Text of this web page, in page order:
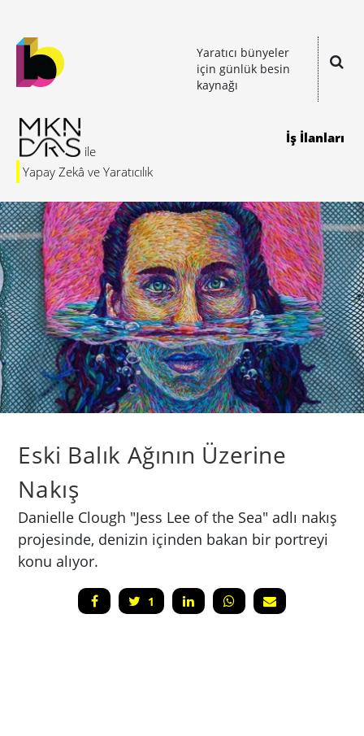
Yaratıcı bünyeler
için günlük besin
kaynağı
Yapay Zekâ ve Yaratıcılık
İş İlanları
Eski Balık Ağının Üzerine
Nakış
Danielle Clough "Jess Lee of the Sea" adlı nakış
projesinde, denizin içinden bakan bir portreyi
konu alıyor.
1